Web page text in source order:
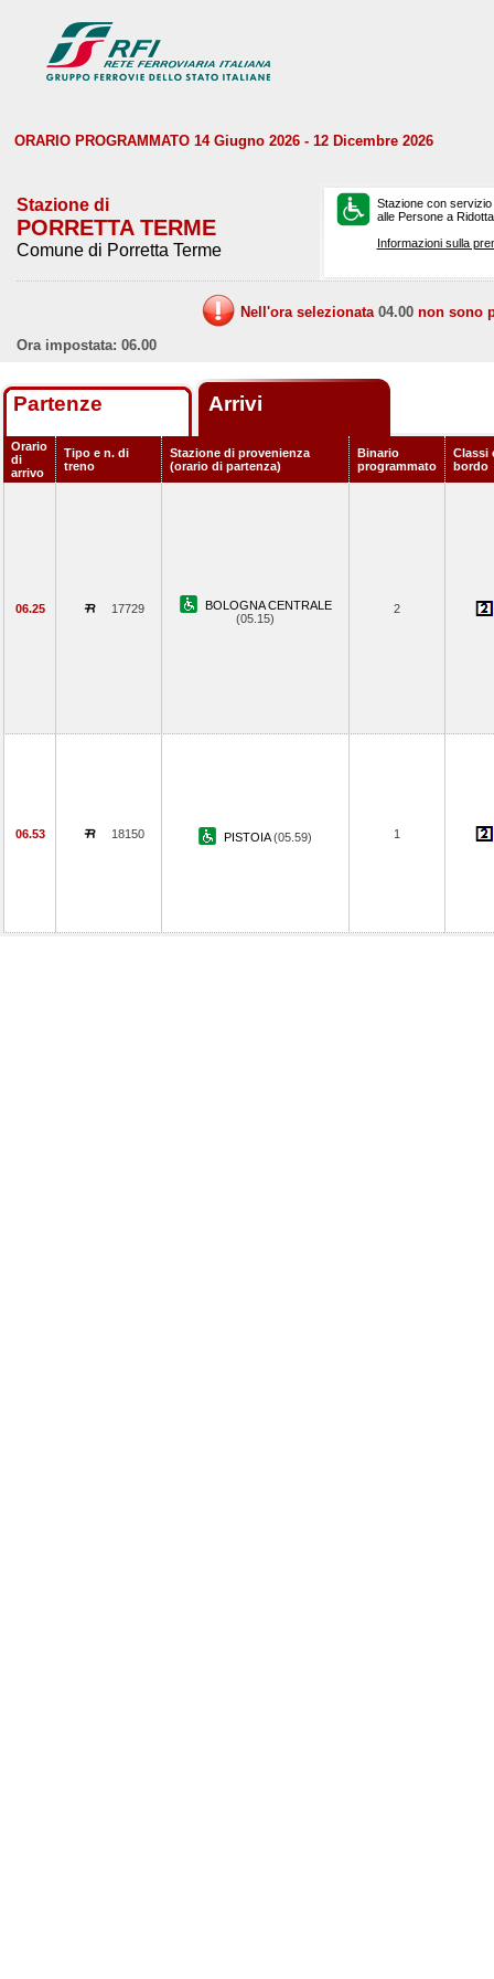
ORARIO PROGRAMMATO 14 Giugno 2026 - 12 Dicembre 2026
Stazione di
PORRETTA TERME
Comune di Porretta Terme
Stazione con
alle Persone a
Informazioni sulla
Nell'ora selezionata 04.00 non sono
Ora impostata: 06.00
Partenze Arrivi
Orario
di
arrivo
Tipo e n. di
treno
Stazione di provenienza
(orario di partenza)
Binario
programmato
Classi
bordo
06.25 17729
BOLOGNA CENTRALE
(05.15)
2
06.53 18150 PISTOIA(05.59) 1